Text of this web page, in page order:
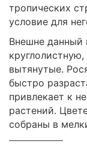
тропических
условие для
Внешне данный
вытянутые.
быстро
привлекает к
растений.
собраны в